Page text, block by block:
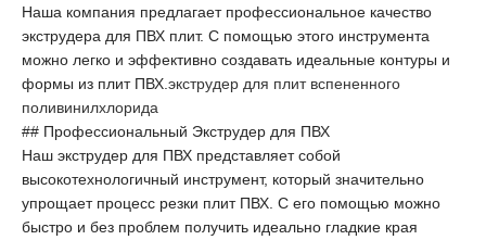
Наша компания предлагает профессиональное качество
экструдера для ПВХ плит. С помощью этого инструмента
можно легко и эффективно создавать идеальные контуры и
формы из плит ПВХ. экструдер для плит вспененного
поливинилхлорида
## Профессиональный Экструдер для ПВХ
Наш экструдер для ПВХ представляет собой
высокотехнологичный инструмент, который значительно
упрощает процесс резки плит ПВХ. С его помощью можно
быстро и без проблем получить идеально гладкие края